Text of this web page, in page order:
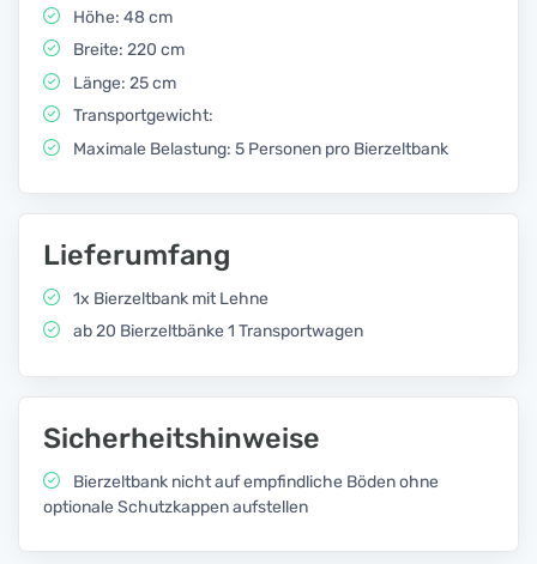
Höhe: 48 cm
Breite: 220 cm
Länge: 25 cm
Transportgewicht:
Maximale Belastung: 5 Personen pro Bierzeltbank
Lieferumfang
1x Bierzeltbank mit Lehne
ab 20 Bierzeltbänke 1 Transportwagen
Sicherheitshinweise
Bierzeltbank nicht auf empfindliche Böden ohne
optionale Schutzkappen aufstellen